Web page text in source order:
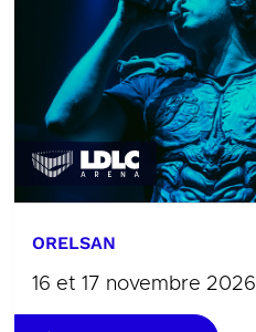
ORELSAN
16 et 17 novembre 2026